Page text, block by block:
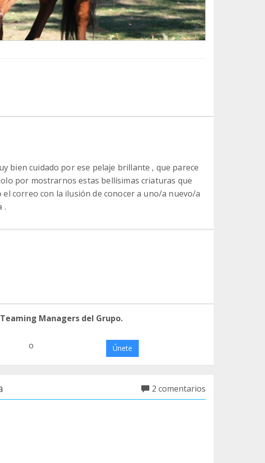
bien cuidado por ese pelaje brillante , que parece
por mostrarnos estas bellísimas criaturas que
correo con la ilusión de conocer a uno/a nuevo/a
.
Managers del Grupo.
o Únete
2 comentarios